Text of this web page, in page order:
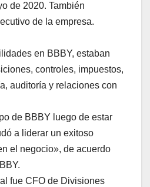
de 2020. También
de la empresa.
en BBBY, estaban
controles, impuestos,
auditoría y relaciones con
de BBBY luego de estar
a liderar un exitoso
el negocio», de acuerdo
fue CFO de Divisiones